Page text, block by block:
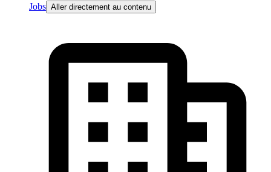
Jobs Aller directement au contenu